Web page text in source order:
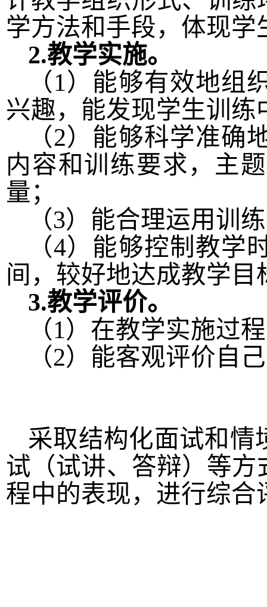
学方法和手段，体现学
2.教学实施。
（1）能够有效地组
兴趣，能发现学生训
（2）能够科学准确
内容和训练要求，主
量；
（3）能合理运用训
（4）能够控制教学
间，较好地达成教学目
3.教学评价。
（1）在教学实施过
（2）能客观评价自
采取结构化面试和情
试（试讲、答辩）等
程中的表现，进行综合